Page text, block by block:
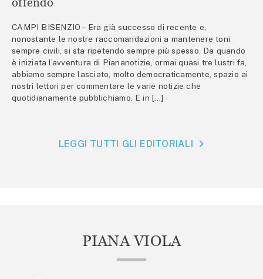
CAMPI BISENZIO – Era già successo di recente e,
nonostante le nostre raccomandazioni a mantenere toni
sempre civili, si sta ripetendo sempre più spesso. Da quando
è iniziata l’avventura di Piananotizie, ormai quasi tre lustri fa,
abbiamo sempre lasciato, molto democraticamente, spazio ai
nostri lettori per commentare le varie notizie che
quotidianamente pubblichiamo. E in […]
LEGGI TUTTI GLI EDITORIALI
PIANA VIOLA